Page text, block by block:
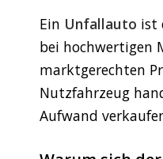
Ein Unfallauto ist
bei hochwertigen
marktgerechten
Nutzfahrzeug
Aufwand